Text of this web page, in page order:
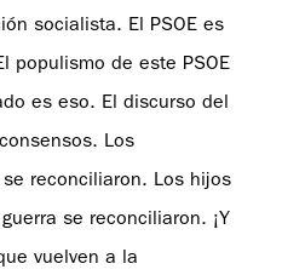
socialista. El PSOE es
populismo de este PSOE
es eso. El discurso del
Los
reconciliaron. Los hijos
se reconciliaron. ¡Y
vuelven a la